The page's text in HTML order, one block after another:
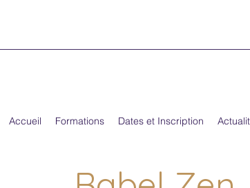
Accueil Formations Dates et Inscription